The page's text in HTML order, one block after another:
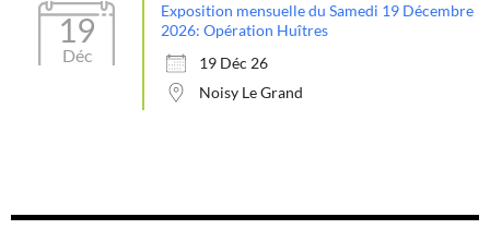
19
Déc
Exposition mensuelle du Samedi 19 Décembre
2026: Opération Huîtres
19 Déc 26
Noisy Le Grand